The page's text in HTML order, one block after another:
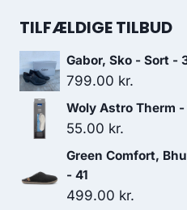
pris
900.00
TILFÆLDIGE TILBUD
Gabor, Sko - Sort -
799.00 kr.
Woly Astro Therm
55.00 kr.
Green Comfort,
- 41
499.00 kr.